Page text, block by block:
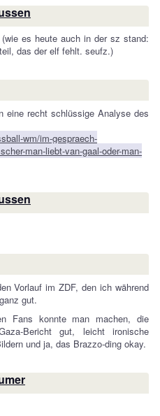
es heute auch in der sz stand:
das der elf fehlt. seufz.)
eine recht schlüssige Analyse des
wm/im-gespraech-
man-liebt-van-gaal-oder-man-
Vorlauf im ZDF, den ich während
gut.
Fans konnte man machen, die
Bericht gut, leicht ironische
und ja, das Brazzo-ding okay.